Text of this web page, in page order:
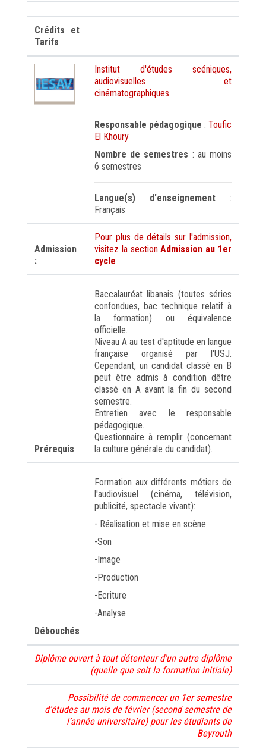
USJ 150
Crédits et
Tarifs
Institut d'études scéniques,
audiovisuelles et
cinématographiques
Responsable pédagogique : Toufic
El Khoury
Nombre de semestres : au moins
6 semestres
Langue(s) d'enseignement :
Français
Admission
:
Pour plus de détails sur l'admission,
visitez la sectionAdmission au 1er
cycle
Prérequis
Baccalauréat libanais (toutes séries
confondues, bac technique relatif à
la formation) ou équivalence
officielle.
Niveau A au test d'aptitude en langue
française organisé par l'USJ.
Cependant, un candidat classé en B
peut être admis à condition dêtre
classé en A avant la fin du second
semestre.
Entretien avec le responsable
pédagogique.
Questionnaire à remplir (concernant
la culture générale du candidat).
Débouchés
Formation aux différents métiers de
l'audiovisuel (cinéma, télévision,
publicité, spectacle vivant):
- Réalisation et mise en scène
-Son
-Image
-Production
-Ecriture
-Analyse
Diplôme ouvert à tout détenteur d'un autre diplôme
(quelle que soit la formation initiale)
Possibilité de commencer un 1er semestre
d’études au mois de février (second semestre de
l’année universitaire) pour les étudiants de
Beyrouth